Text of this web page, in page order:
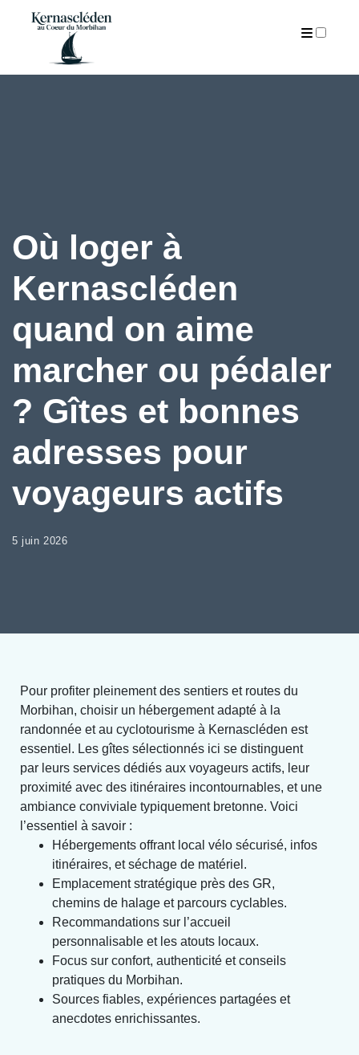
Où loger à
Kernascléden
quand on aime
marcher ou pédaler
? Gîtes et bonnes
adresses pour
voyageurs actifs
5 juin 2026
Pour profiter pleinement des sentiers et routes du
Morbihan, choisir un hébergement adapté à la
randonnée et au cyclotourisme à Kernascléden est
essentiel. Les gîtes sélectionnés ici se distinguent
par leurs services dédiés aux voyageurs actifs, leur
proximité avec des itinéraires incontournables, et une
ambiance conviviale typiquement bretonne. Voici
l’essentiel à savoir :
Hébergements offrant local vélo sécurisé, infos
itinéraires, et séchage de matériel.
Emplacement stratégique près des GR,
chemins de halage et parcours cyclables.
Recommandations sur l’accueil
personnalisable et les atouts locaux.
Focus sur confort, authenticité et conseils
pratiques du Morbihan.
Sources fiables, expériences partagées et
anecdotes enrichissantes.